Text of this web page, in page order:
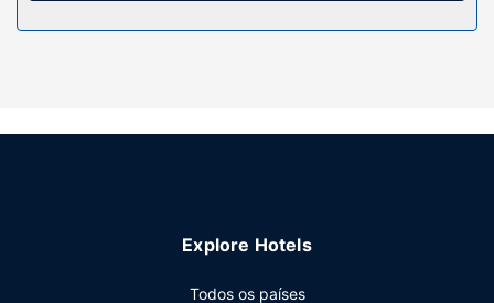
Serviço do hotel
concierge e uma sala de jogos são algumas das
especializado em cozinha francesa que serve jantares. Se
uma vista de olhos pelo menu do serviço de quarto. O
Explore Hotels
Todos os países